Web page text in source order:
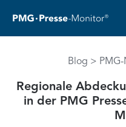
Blog
Regionale
in der PMG